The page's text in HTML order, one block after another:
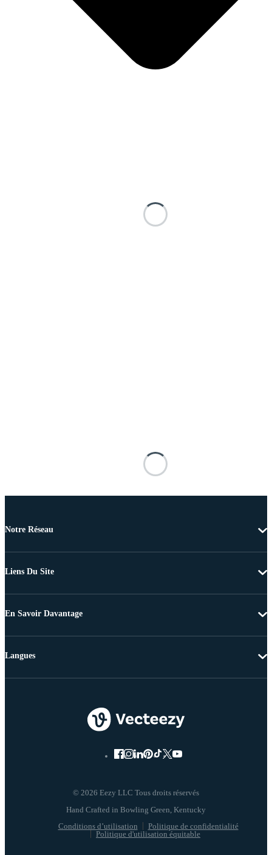
Notre Réseau
Liens Du Site
En Savoir Davantage
© 2026 Eezy LLC Tous droits réservés
Conditions d’utilisation
Politique de confidentialité
Politique d'utilisation équitable
Langues